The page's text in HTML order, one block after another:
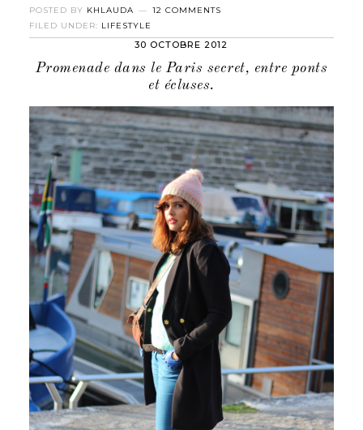
POSTED BY KHLAUDA
12 COMMENTS
FILED UNDER: LIFESTYLE
30 OCTOBRE 2012
Promenade dans le Paris secret, entre ponts
et écluses.